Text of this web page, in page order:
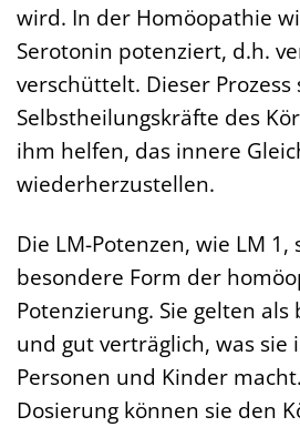
wird. In der Homöopathie
Serotonin potenziert, d.h.
verschüttelt. Dieser Prozess
Selbstheilungskräfte des
ihm helfen, das innere
wiederherzustellen.
Die LM-Potenzen, wie LM 1,
besondere Form der
Potenzierung. Sie gelten
und gut verträglich, was sie
Personen und Kinder
Dosierung können sie den